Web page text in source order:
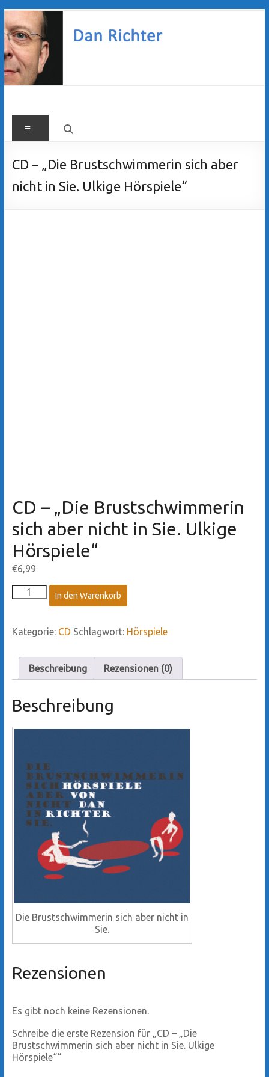
Zum
Inhalt
springen
Dan
Richter
Menü
CD – „Die Brustschwimmerin sich aber
nicht in Sie. Ulkige Hörspiele“
CD – „Die Brustschwimmerin
sich aber nicht in Sie. Ulkige
Hörspiele“
€6,99
-
Brustschwimmerin
sich
nicht
Ulkige
Hörspiele"
In den Warenkorb
Kategorie: CD Schlagwort: Hörspiele
Beschreibung Rezensionen (0)
Beschreibung
Die Brustschwimmerin sich aber nicht in
Sie.
Rezensionen
Es gibt noch keine Rezensionen.
Schreibe die erste Rezension für „CD – „Die
Brustschwimmerin sich aber nicht in Sie. Ulkige
Hörspiele““